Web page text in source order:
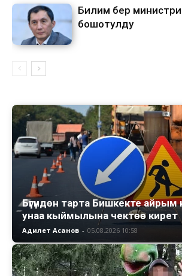
Билим берүү
бошотулду
Бүгүндөн тарта Бишкекте
унаа кыймылына чектөө кирет
Адилет Асанов - 05.08.2026 10:58